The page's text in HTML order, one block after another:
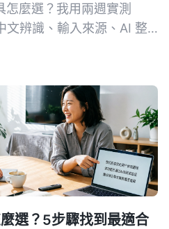
麼選？我用兩週實測
辨識、輸入來源、AI 整
選？5步驟找到最適合